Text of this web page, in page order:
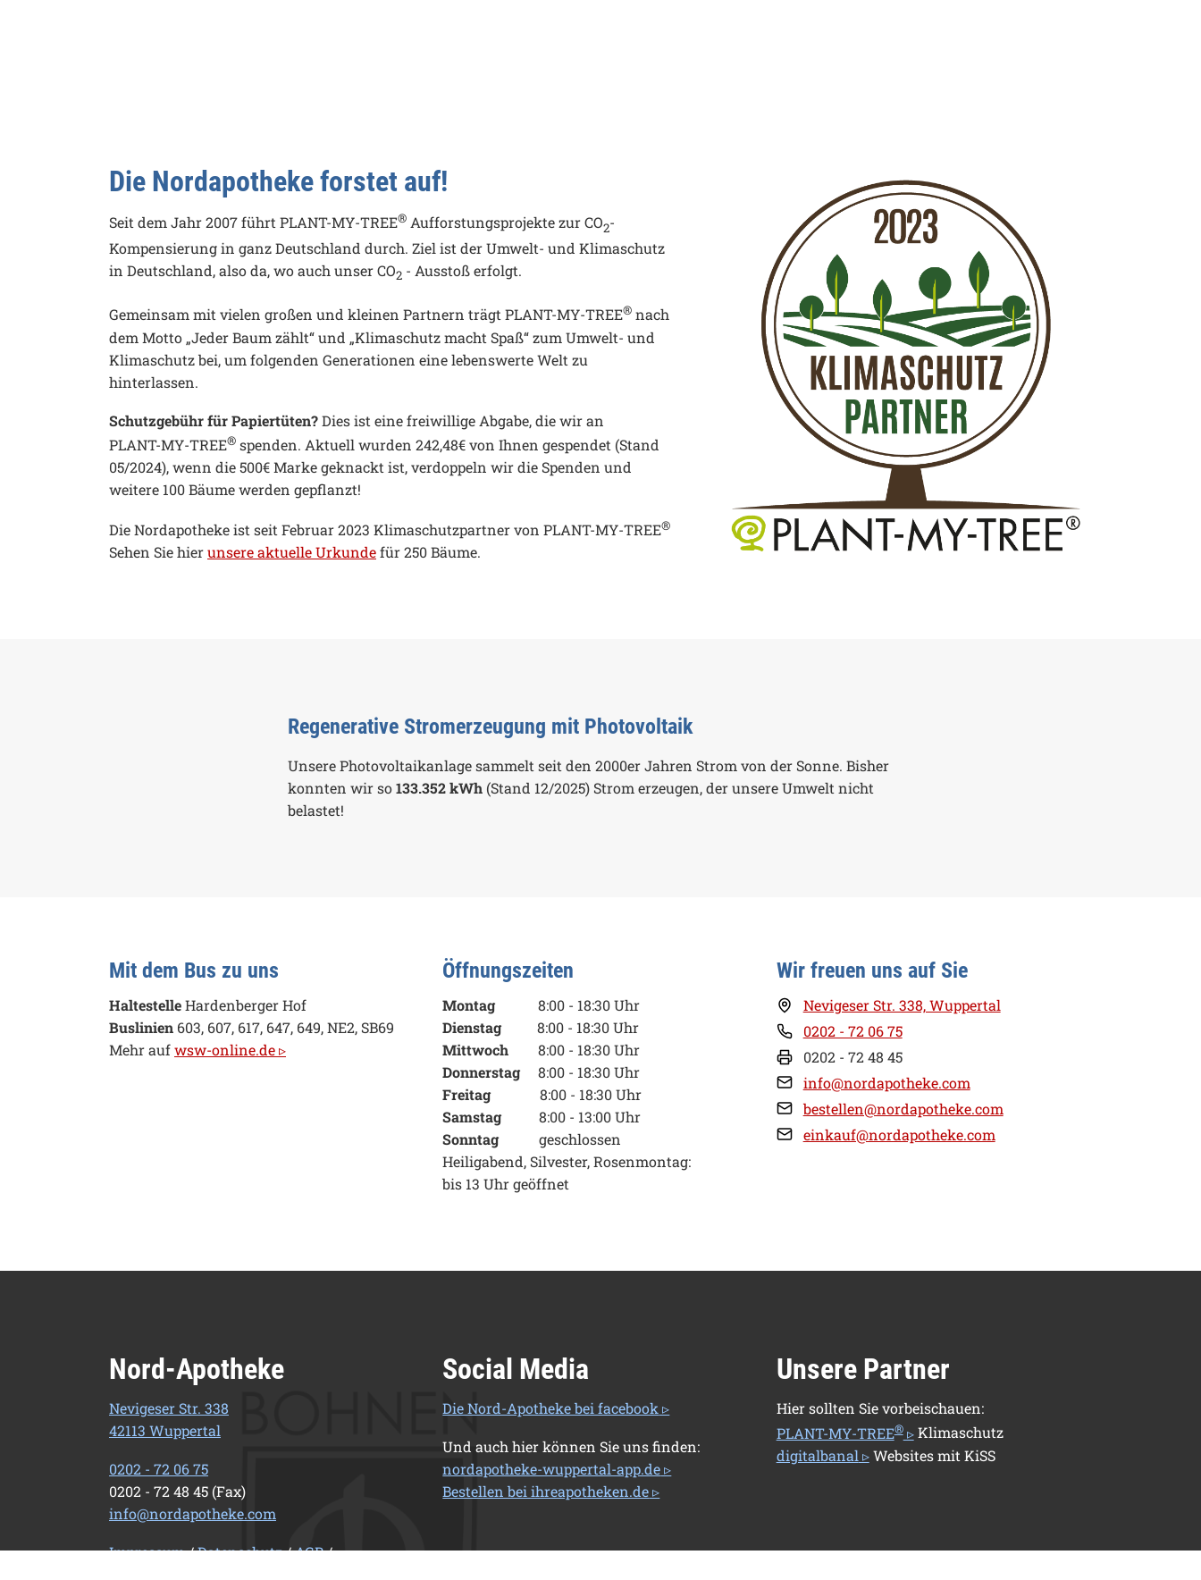
Die Nordapotheke forstet auf!
Seit dem Jahr 2007 führt PLANT-MY-TREE® Aufforstungsprojekte zur CO2-
Kompensierung in ganz Deutschland durch. Ziel ist der Umwelt- und Klimaschutz
in Deutschland, also da, wo auch unser CO2 - Ausstoß erfolgt.
Gemeinsam mit vielen großen und kleinen Partnern trägt PLANT-MY-TREE® nach
dem Motto „Jeder Baum zählt“ und „Klimaschutz macht Spaß“ zum Umwelt- und
Klimaschutz bei, um folgenden Generationen eine lebenswerte Welt zu
hinterlassen.
Schutzgebühr für Papiertüten?Dies ist eine freiwillige Abgabe, die wir an
PLANT-MY-TREE® spenden. Aktuell wurden 242,48€ von Ihnen gespendet (Stand
05/2024), wenn die 500€ Marke geknackt ist, verdoppeln wir die Spenden und
weitere 100 Bäume werden gepflanzt!
Die Nordapotheke ist seit Februar 2023 Klimaschutzpartner von PLANT-MY-TREE®
Sehen Sie hierunsere aktuelle Urkundefür 250 Bäume.
Regenerative Stromerzeugung mit Photovoltaik
Unsere Photovoltaikanlage sammelt seit den 2000er Jahren Strom von der Sonne. Bisher
konnten wir so133.352 kWh (Stand 12/2025) Strom erzeugen, der unsere Umwelt nicht
belastet!
Mit dem Bus zu uns
HaltestelleHardenberger Hof
Buslinien 603, 607, 617, 647, 649, NE2, SB69
Mehr aufwsw-online.de
Öffnungszeiten
Montag
8:00 - 18:30 Uhr
Dienstag
8:00 - 18:30 Uhr
Mittwoch
8:00 - 18:30 Uhr
Donnerstag
8:00 - 18:30 Uhr
Freitag
8:00 - 18:30 Uhr
Samstag
8:00 - 13:00 Uhr
Sonntag
geschlossen
Heiligabend, Silvester, Rosenmontag:
bis 13 Uhr geöffnet
Wir freuen uns auf Sie
Nevigeser Str. 338, Wuppertal
0202 - 72 06 75
0202 - 72 48 45
info@nordapotheke.com
bestellen@nordapotheke.com
einkauf@nordapotheke.com
Nord-Apotheke
Nevigeser Str. 338
42113 Wuppertal
0202 - 72 06 75
0202 - 72 48 45 (Fax)
info@nordapotheke.com
Impressum/Datenschutz/AGB/
Social Media
Die Nord-Apotheke bei facebook
Und auch hier können Sie uns finden:
nordapotheke-wuppertal-app.de
Bestellen bei ihreapotheken.de
Unsere Partner
Hier sollten Sie vorbeischauen:
PLANT-MY-TREE®
Klimaschutz
digitalbanal
Websites mit KiSS